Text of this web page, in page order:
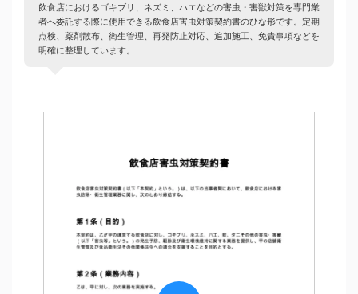
飲食店におけるゴキブリ、ネズミ、ハエなどの害虫・害獣対策を専門業
者へ委託する際に使用できる飲食店害虫対策契約書のひな形です。定期
点検、薬剤散布、衛生管理、再発防止対応、追加施工、免責事項などを
明確に整理しています。